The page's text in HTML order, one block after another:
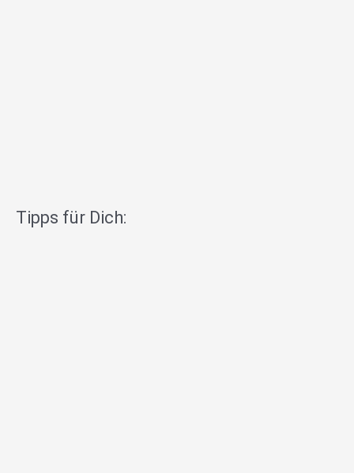
Tipps für Dich: